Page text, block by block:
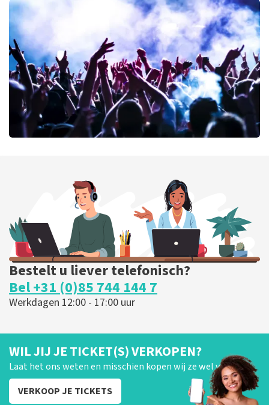
BESTEL NU
BESTEL NU
Bestelt u liever telefonisch?
Bel +31 (0)85 744 144 7
Werkdagen 12:00 - 17:00 uur
WIL JIJ JE TICKET(S) VERKOPEN?
Laat het ons weten en misschien kopen wij ze wel van je!
VERKOOP JE TICKETS